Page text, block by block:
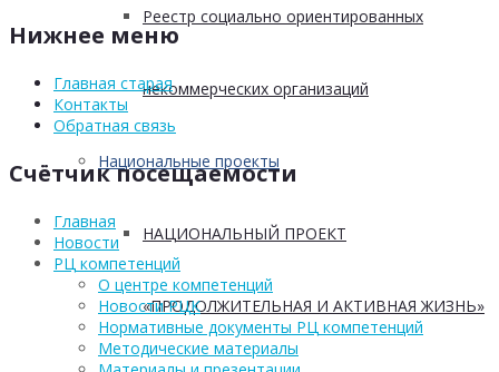
Реестр социально ориентированных
некоммерческих организаций
Национальные проекты
НАЦИОНАЛЬНЫЙ ПРОЕКТ
«ПРОДОЛЖИТЕЛЬНАЯ И АКТИВНАЯ ЖИЗНЬ»
Нижнее меню
Главная старая
Контакты
Обратная связь
Счётчик посещаемости
Главная
Новости
РЦ компетенций
О центре компетенций
Новости РЦК
Нормативные документы РЦ компетенций
Методические материалы